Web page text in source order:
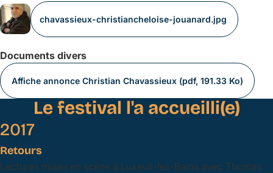
chavassieux-christiancheloise-jouanard.jpg
Documents divers
Affiche annonce Christian Chavassieux (pdf, 191.33 Ko)
Le festival l'a accueilli(e)
2017
Retours
Lectures mises en scène à Luxeuil-les-Bains avec Thomas